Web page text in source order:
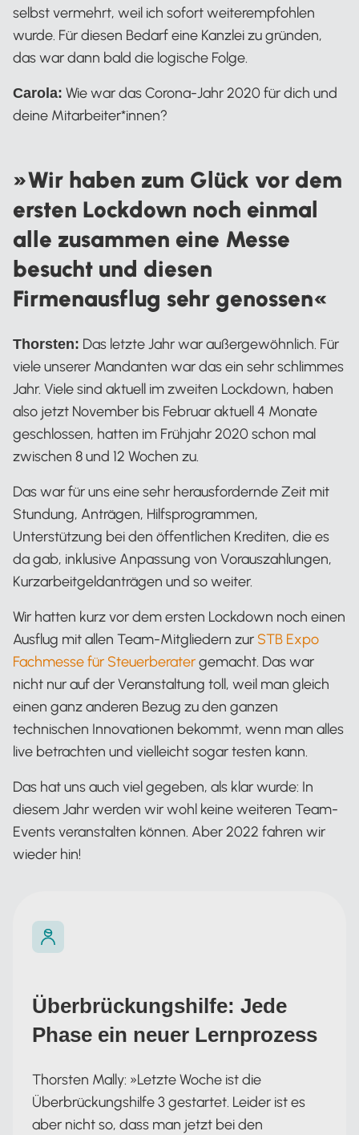
selbst vermehrt, weil ich sofort weiterempfohlen
wurde. Für diesen Bedarf eine Kanzlei zu gründen,
das war dann bald die logische Folge.
Carola: Wie war das Corona-Jahr 2020 für dich und
deine Mitarbeiter*innen?
»Wir haben zum Glück vor dem
ersten Lockdown noch einmal
alle zusammen eine Messe
besucht und diesen
Firmenausflug sehr genossen«
Thorsten: Das letzte Jahr war außergewöhnlich. Für
viele unserer Mandanten war das ein sehr schlimmes
Jahr. Viele sind aktuell im zweiten Lockdown, haben
also jetzt November bis Februar aktuell 4 Monate
geschlossen, hatten im Frühjahr 2020 schon mal
zwischen 8 und 12 Wochen zu.
Das war für uns eine sehr herausfordernde Zeit mit
Stundung, Anträgen, Hilfsprogrammen,
Unterstützung bei den öffentlichen Krediten, die es
da gab, inklusive Anpassung von Vorauszahlungen,
Kurzarbeitgeldanträgen und so weiter.
Wir hatten kurz vor dem ersten Lockdown noch einen
Ausflug mit allen Team-Mitgliedern zur STB Expo
Fachmesse für Steuerberatergemacht. Das war
nicht nur auf der Veranstaltung toll, weil man gleich
einen ganz anderen Bezug zu den ganzen
technischen Innovationen bekommt, wenn man alles
live betrachten und vielleicht sogar testen kann.
Das hat uns auch viel gegeben, als klar wurde: In
diesem Jahr werden wir wohl keine weiteren Team-
Events veranstalten können. Aber 2022 fahren wir
wieder hin!
Überbrückungshilfe: Jede
Phase ein neuer Lernprozess
Thorsten Mally: »Letzte Woche ist die
Überbrückungshilfe 3 gestartet. Leider ist es
aber nicht so, dass man jetzt bei den